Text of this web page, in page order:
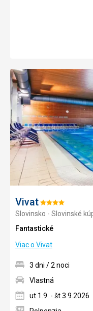
VivatHodnotenie:
4/5
Slovinsko - Slovinské
Fantastické
Viac o Vivat
3 dni / 2 noci
Vlastná
ut 1.9. - št 3.9.2026